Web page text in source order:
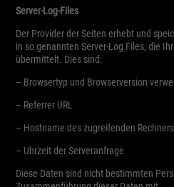
Server-Log-Files
Der Provider der Seiten erhebt und
in so genannten Server-Log Files, die
übermittelt. Dies sind:
– Browsertyp und Browserversion
– Referrer URL
– Hostname des zugreifenden Rechners
– Uhrzeit der Serveranfrage
Diese Daten sind nicht bestimmten